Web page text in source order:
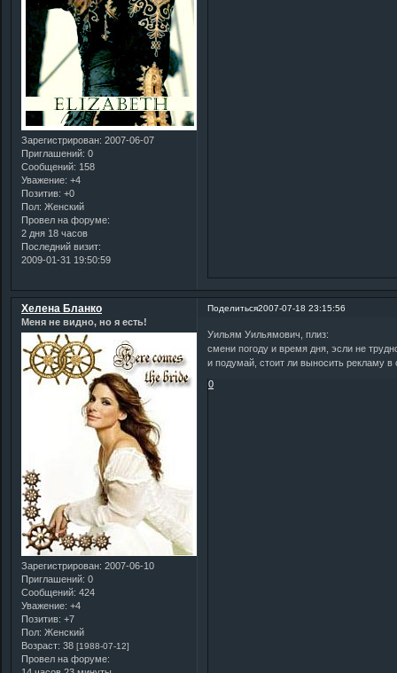
Зарегистрирован: 2007-06-07
Приглашений: 0
Сообщений: 158
Уважение: +4
Позитив: +0
Пол: Женский
Провел на форуме:
2 дня 18 часов
Последний визит:
2009-01-31 19:50:59
Поделиться2007-07-18 23:15:56
Хелена Бланко
Меня не видно, но я есть!
Зарегистрирован: 2007-06-10
Приглашений: 0
Сообщений: 424
Уважение: +4
Позитив: +7
Пол: Женский
Возраст: 38 [1988-07-12]
Провел на форуме:
Уильям Уильямович, плиз:
смени погоду и время дня, эсли не
и подумай, стоит ли выносить рекламу в
0